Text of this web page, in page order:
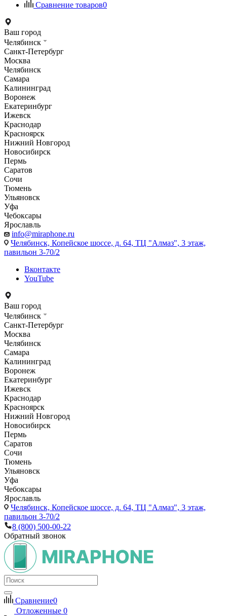
Сравнение товаров0
Ваш город
Челябинск
Санкт-Петербург
Москва
Челябинск
Самара
Калининград
Воронеж
Екатеринбург
Ижевск
Краснодар
Красноярск
Нижний Новгород
Новосибирск
Пермь
Саратов
Сочи
Тюмень
Ульяновск
Уфа
Чебоксары
Ярославль
info@miraphone.ru
Челябинск, Копейское шоссе, д. 64, ТЦ "Алмаз", 3 этаж,
павильон 3-70/2
Вконтакте
YouTube
Ваш город
Челябинск
Санкт-Петербург
Москва
Челябинск
Самара
Калининград
Воронеж
Екатеринбург
Ижевск
Краснодар
Красноярск
Нижний Новгород
Новосибирск
Пермь
Саратов
Сочи
Тюмень
Ульяновск
Уфа
Чебоксары
Ярославль
Челябинск, Копейское шоссе, д. 64, ТЦ "Алмаз", 3 этаж,
павильон 3-70/2
8 (800) 500-00-22
Обратный звонок
Сравнение0
Отложенные 0